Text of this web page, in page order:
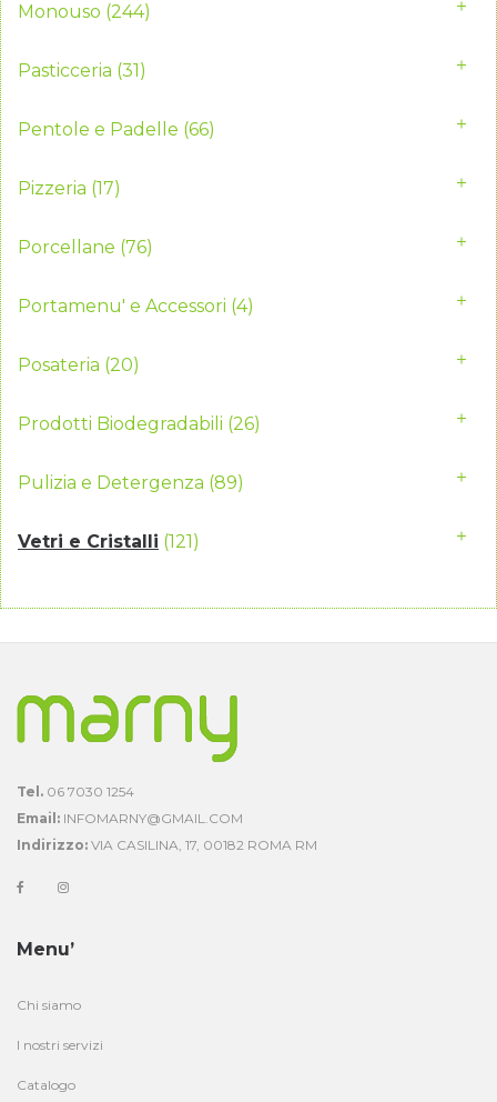
Monouso (244)
Pasticceria (31)
Pentole e Padelle (66)
Pizzeria (17)
Porcellane (76)
Portamenu' e Accessori (4)
Posateria (20)
Prodotti Biodegradabili (26)
Pulizia e Detergenza (89)
Vetri e Cristalli (121)
Tel. 06 7030 1254
Email: INFOMARNY@GMAIL.COM
Indirizzo: VIA CASILINA, 17, 00182 ROMA RM
Menu’
Chi siamo
I nostri servizi
Catalogo